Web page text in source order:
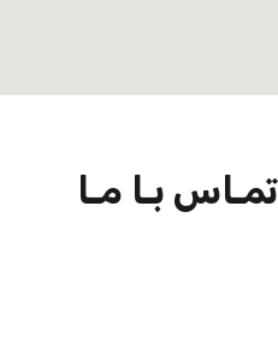
تمـاس بـا مـا